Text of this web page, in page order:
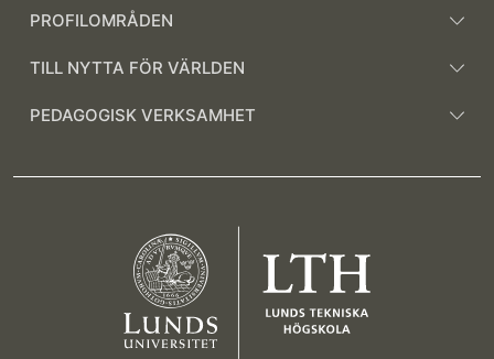
PROFILOMRÅDEN
TILL NYTTA FÖR VÄRLDEN
PEDAGOGISK VERKSAMHET